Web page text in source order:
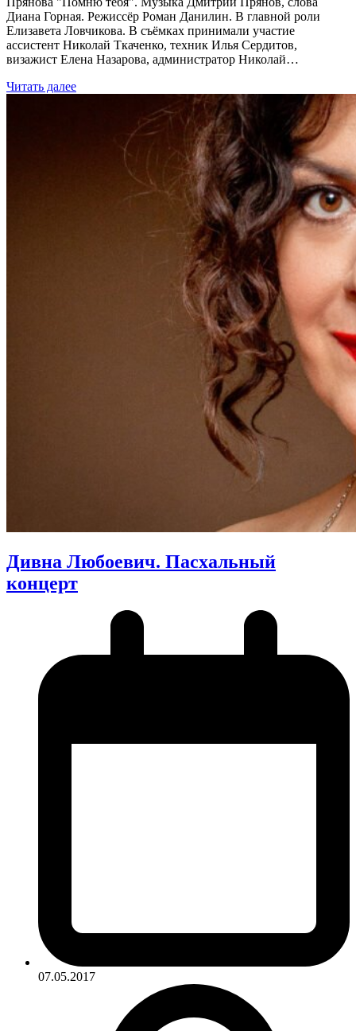
Диана Горная. Режиссёр Роман Данилин. В главной роли
Елизавета Ловчикова. В съёмках принимали участие
ассистент Николай Ткаченко, техник Илья Сердитов,
визажист Елена Назарова, администратор Николай…
Читать далее
Дивна Любоевич. Пасхальный
концерт
07.05.2017